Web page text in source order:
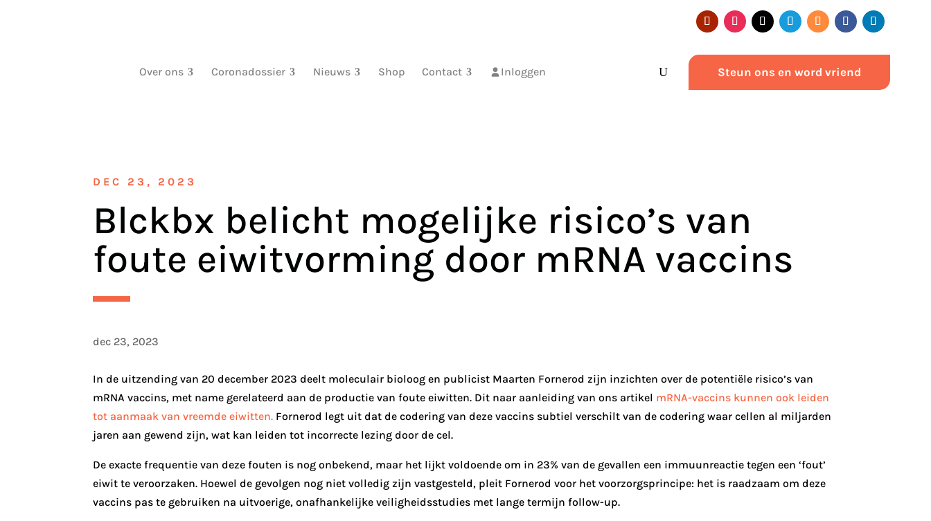
Over ons Coronadossier Nieuws Shop Contact Inloggen Steun ons en word vriend
DEC 23, 2023
Blckbx belicht mogelijke risico’s van
foute eiwitvorming door mRNA vaccins
dec 23, 2023
In de uitzending van 20 december 2023 deelt moleculair bioloog en publicist Maarten Fornerod zijn inzichten over de potentiële risico’s van
mRNA vaccins, met name gerelateerd aan de productie van foute eiwitten. Dit naar aanleiding van ons artikel mRNA-vaccins kunnen ook leiden
tot aanmaak van vreemde eiwitten. Fornerod legt uit dat de codering van deze vaccins subtiel verschilt van de codering waar cellen al miljarden
jaren aan gewend zijn, wat kan leiden tot incorrecte lezing door de cel.
De exacte frequentie van deze fouten is nog onbekend, maar het lijkt voldoende om in 23% van de gevallen een immuunreactie tegen een ‘fout’
eiwit te veroorzaken. Hoewel de gevolgen nog niet volledig zijn vastgesteld, pleit Fornerod voor het voorzorgsprincipe: het is raadzaam om deze
vaccins pas te gebruiken na uitvoerige, onafhankelijke veiligheidsstudies met lange termijn follow-up.